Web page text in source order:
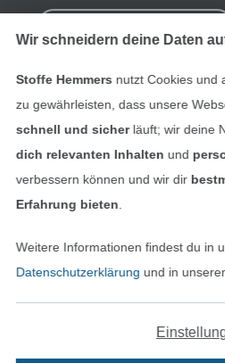
Finde mehr
In
Wir schneidern deine Daten
Stoffe Hemmers nutzt Cookies und
zu gewährleisten, dass unsere
schnell und sicherläuft; wir deine
dich relevanten Inhalten und
verbessern können und wir dir
Erfahrung bieten
Weitere Informationen findest du in
Datenschutzerklärung und in